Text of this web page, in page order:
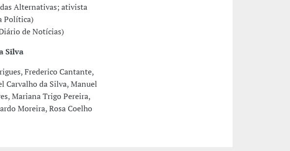
Alternativas; ativista
Política)
de Notícias)
Silva
Frederico Cantante,
Carvalho da Silva, Manuel
Mariana Trigo Pereira,
Moreira, Rosa Coelho